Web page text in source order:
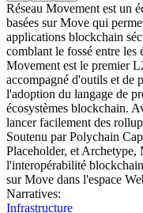
Réseau Movement est un
basées sur Move qui
applications blockchain
comblant le fossé entre
Movement est le premier
accompagné d'outils et de
l'adoption du langage de
écosystèmes blockchain.
lancer facilement des
Soutenu par Polychain
Placeholder, et
l'interopérabilité
sur Move dans l'espace
Narratives:
Infrastructure